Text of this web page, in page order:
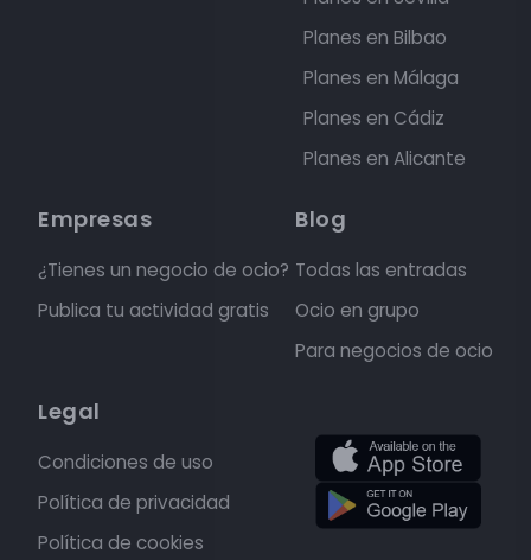
Planes en Bilbao
Planes en Málaga
Planes en Cádiz
Planes en Alicante
Empresas
¿Tienes un negocio de ocio?
Publica tu actividad gratis
Blog
Todas las entradas
Ocio en grupo
Para negocios de ocio
Legal
Condiciones de uso
Política de privacidad
Política de cookies